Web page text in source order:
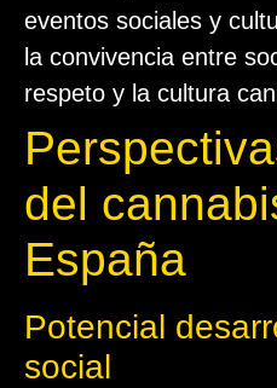
eventos sociales y
la convivencia entre
respeto y la cultura
del
España
Potencial
social